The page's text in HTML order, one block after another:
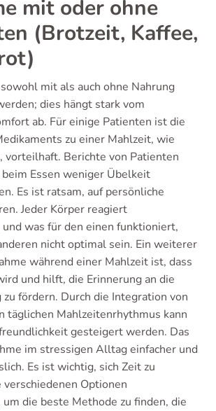
mit oder ohne
(Brotzeit, Kaffee,
mit als auch ohne Nahrung
dies hängt stark vom
ab. Für einige Patienten ist die
zu einer Mahlzeit, wie
vorteilhaft. Berichte von Patienten
beim Essen weniger Übelkeit
Es ist ratsam, auf persönliche
Jeder Körper reagiert
was für den einen funktioniert,
nicht optimal sein. Ein weiterer
während einer Mahlzeit ist, dass
und hilft, die Erinnerung an die
zu fördern. Durch die Integration von
täglichen Mahlzeitenrhythmus kann
gesteigert werden. Das
im stressigen Alltag einfacher und
Es ist wichtig, sich Zeit zu
verschiedenen Optionen
um die beste Methode zu finden, die